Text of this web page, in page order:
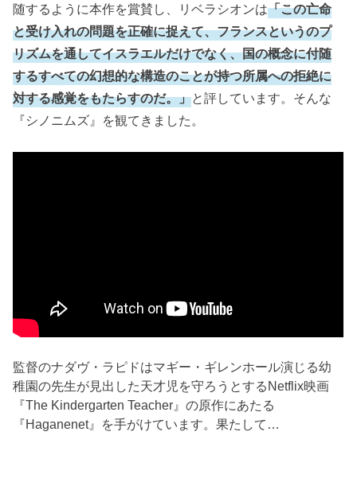
随するように本作を賞賛し、リベラシオンは「この亡命
と受け入れの問題を正確に捉えて、フランスというのプ
リズムを通してイスラエルだけでなく、国の概念に付随
するすべての幻想的な構造のことが持つ所属への拒絶に
対する感覚をもたらすのだ。」と評しています。そんな
『シノニムズ』を観てきました。
監督のナダヴ・ラピドはマギー・ギレンホール演じる幼
稚園の先生が見出した天才児を守ろうとするNetflix映画
『The Kindergarten Teacher』の原作にあたる
『Haganenet』を手がけています。果たして…